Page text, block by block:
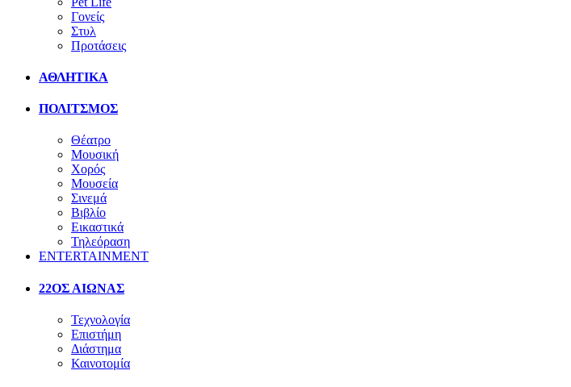
Γονείς
Στυλ
Προτάσεις
ΑΘΛΗΤΙΚΑ
ΠΟΛΙΤΣΜΟΣ
Θέατρο
Μουσική
Χορός
Μουσεία
Σινεμά
Βιβλίο
Εικαστικά
Τηλεόραση
ENTERTAINMENT
22ΟΣ ΑΙΩΝΑΣ
Τεχνολογία
Επιστήμη
Διάστημα
Καινοτομία